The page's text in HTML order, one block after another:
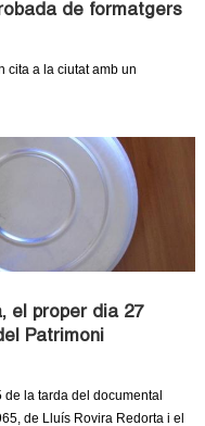
de formatgers
cita a la ciutat amb un
el proper dia 27
Patrimoni
de la tarda del documental
de Lluís Rovira Redorta i el